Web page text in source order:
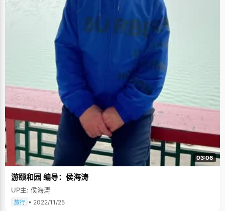
03:06
游颐和园 编导：侯海涛
UP主: 侯海涛
旅行 • 2022/11/25